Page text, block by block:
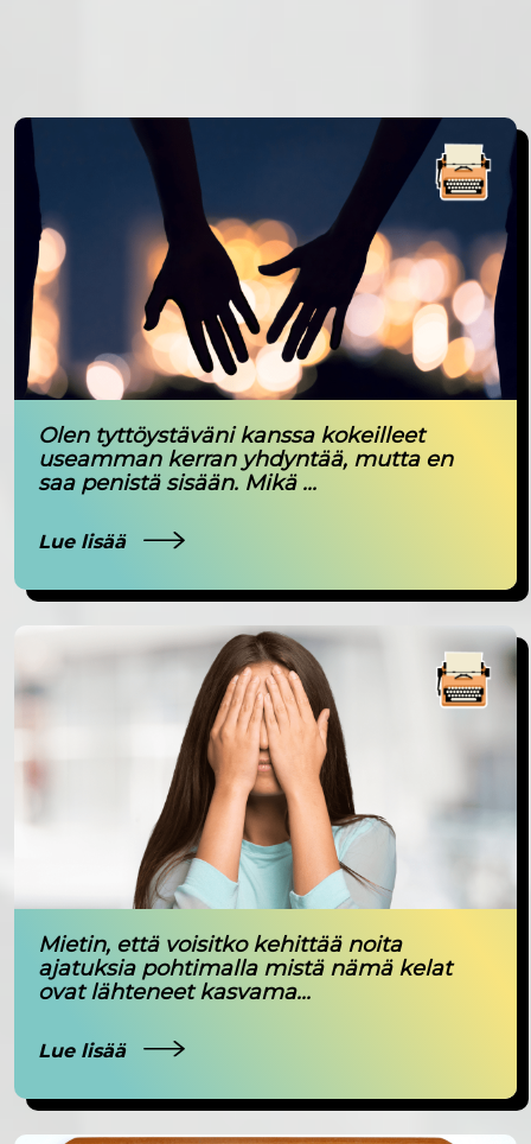
Olen tyttöystäväni kanssa kokeilleet
useamman kerran yhdyntää, mutta en
saa penistä sisään. Mikä ...
Lue lisää
Mietin, että voisitko kehittää noita
ajatuksia pohtimalla mistä nämä kelat
ovat lähteneet kasvama...
Lue lisää